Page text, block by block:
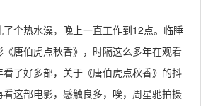
个热水澡，晚上一直工作到12点。临睡
唐伯虎点秋香》，时隔这么多年在观看
了好多部，关于《唐伯虎点秋香》的抖
这部电影，感触良多，唉，周星驰拍摄